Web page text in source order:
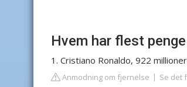
Hvem har flest
1. Cristiano Ronaldo, 922
Anmodning om fjernelse Se det